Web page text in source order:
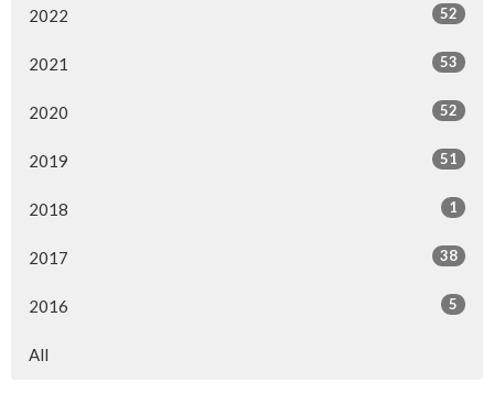
2022 52
2021 53
2020 52
2019 51
2018 1
2017 38
2016 5
All